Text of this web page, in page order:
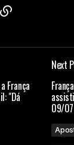
França
"Dá
Next
09/07